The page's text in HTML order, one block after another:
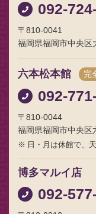
092-
〒810-0041
福岡県福岡市中央区
六本松本館 完
092-
〒810-0044
福岡県福岡市中央区
日・月は休館で、
博多マルイ店
092-